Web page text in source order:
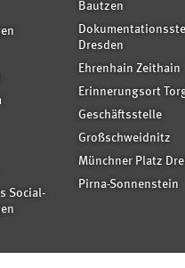
Social-
Bautzen
Dresden
Ehrenhain Zeithain
Erinnerungsort
Geschäftsstelle
Großschweidnitz
Münchner Platz
Pirna-Sonnenstein